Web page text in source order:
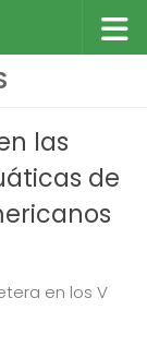
las
de
en los V